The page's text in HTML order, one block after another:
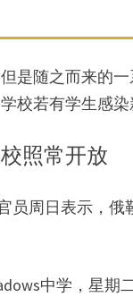
是随之而来的
校若有学生感染
照常开放
员周日表示，
中学，星